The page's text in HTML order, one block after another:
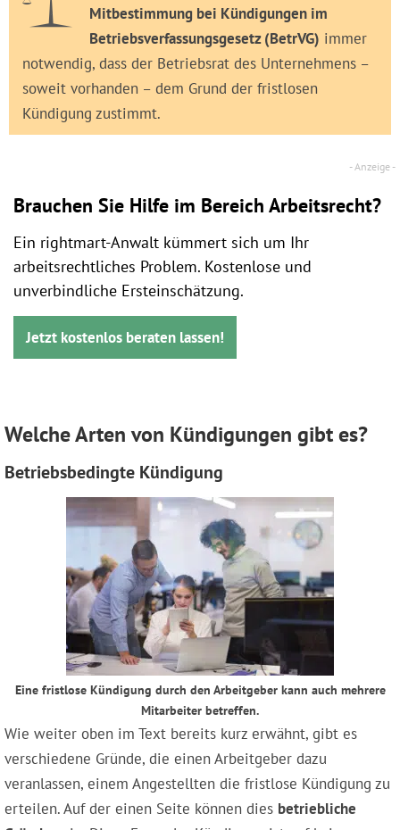
Mitbestimmung bei Kündigungen im
Betriebsverfassungsgesetz (BetrVG) immer
notwendig, dass der Betriebsrat des Unternehmens –
soweit vorhanden – dem Grund der fristlosen
Kündigung zustimmt.
Brauchen Sie Hilfe im Bereich Arbeitsrecht?
Ein rightmart-Anwalt kümmert sich um Ihr
arbeitsrechtliches Problem. Kostenlose und
unverbindliche Ersteinschätzung.
Jetzt kostenlos beraten lassen!
Welche Arten von Kündigungen gibt es?
Betriebsbedingte Kündigung
Eine fristlose Kündigung durch den Arbeitgeber kann auch mehrere
Mitarbeiter betreffen.
Wie weiter oben im Text bereits kurz erwähnt, gibt es
verschiedene Gründe, die einen Arbeitgeber dazu
veranlassen, einem Angestellten die fristlose Kündigung zu
erteilen. Auf der einen Seite können dies betriebliche